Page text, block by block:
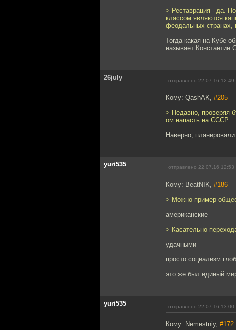
> Реставрация - да.
классом являются
феодальных странах,
Тогда какая на Кубе
называет Константин
26july отправлено 22.07.16 12:49
Кому: QashAK, #205
> Недавно, проверяя
ом напасть на СССР.
Наверно,
yuri535 отправлено 22.07.16 12:53
Кому: BeatNIK, #186
> Можно пример
американские
> Касательно
удачными
просто социализм
это же был единый
yuri535 отправлено 22.07.16 13:00
Кому: Nemestniy, #172